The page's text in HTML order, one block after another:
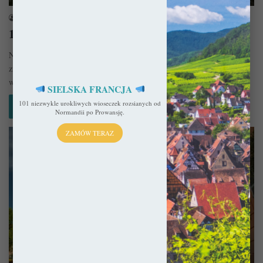
10 pięknych ruin we Francji
Na liście najważniejszych francuskich zabytków Monuments Historiques
znajduje się ponad 40 tysięcy obiektów. Wszystkie o niekwestionowanej
wartości historycznej, ale nie…
Czytaj więcej »
Francja
SIELSKA FRANCJA
101 niezwykle urokliwych wioseczek rozsianych od
Normandii po Prowansję.
ZAMÓW TERAZ